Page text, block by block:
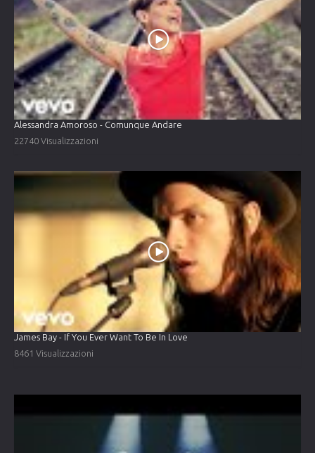
Alessandra Amoroso - Comunque Andare
22740 Visualizzazioni
James Bay - If You Ever Want To Be In Love
8461 Visualizzazioni